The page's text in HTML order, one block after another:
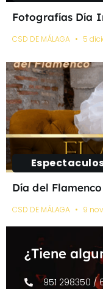
Fotografías Día
CSD DE MÁLAGA 5
Día del
CSD DE MÁLAGA 9
¿Tiene
951 298350 /